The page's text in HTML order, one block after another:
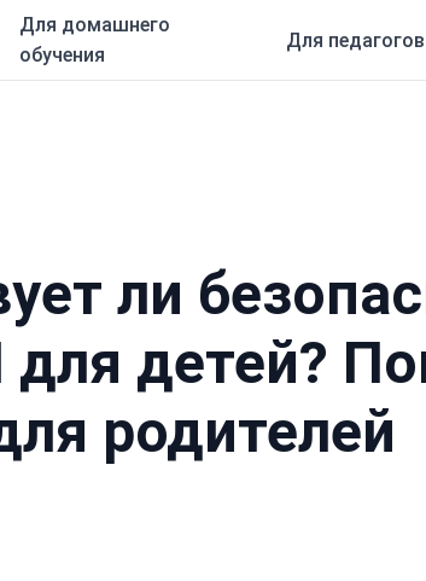
Для домашнего
обучения
Для педагогов
ли
для детей?
родителей